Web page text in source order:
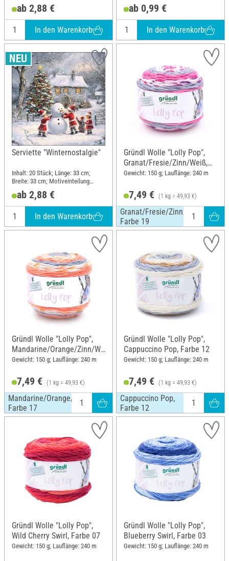
viertel Motiv; Material: Papier
ab 2,88 €
In den Warenkorb
ab 0,99 €
In den Warenkorb
Serviette "Winternostalgie"
Inhalt: 20 Stück; Länge: 33 cm;
Breite: 33 cm; Motiveinteilung
viertel Motiv; Material: Papier
ab 2,88 €
In den Warenkorb
Gründl Wolle "Lolly Pop",
Granat/Fresie/Zinn/Weiß,
Farbe 19
Gewicht: 150 g; Lauflänge: 240 m
7,49 € (1 kg = 49,93 €)
Granat/Fresie/Zinn/Weiß,
Farbe 19
Gründl Wolle "Lolly Pop",
Mandarine/Orange/Zinn/We
iß, Farbe 17
Gewicht: 150 g; Lauflänge: 240 m
7,49 € (1 kg = 49,93 €)
Mandarine/Orange/Zinn/Weiß,
Farbe 17
Gründl Wolle "Lolly Pop",
Cappuccino Pop, Farbe 12
Gewicht: 150 g; Lauflänge: 240 m
7,49 € (1 kg = 49,93 €)
Cappuccino Pop,
Farbe 12
Gründl Wolle "Lolly Pop",
Wild Cherry Swirl, Farbe 07
Gewicht: 150 g; Lauflänge: 240 m
Gründl Wolle "Lolly Pop",
Blueberry Swirl, Farbe 03
Gewicht: 150 g; Lauflänge: 240 m